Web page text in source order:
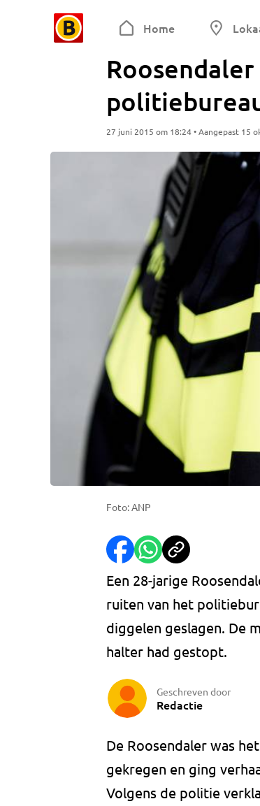
Home
27 juni 2015 om 18:24 • Aangepast 15
Foto: ANP
Een 28-jarige
ruiten van het
diggelen geslagen. De
halter had gestopt.
Geschreven door
Redactie
De Roosendaler was
gekregen en ging
Volgens de politie